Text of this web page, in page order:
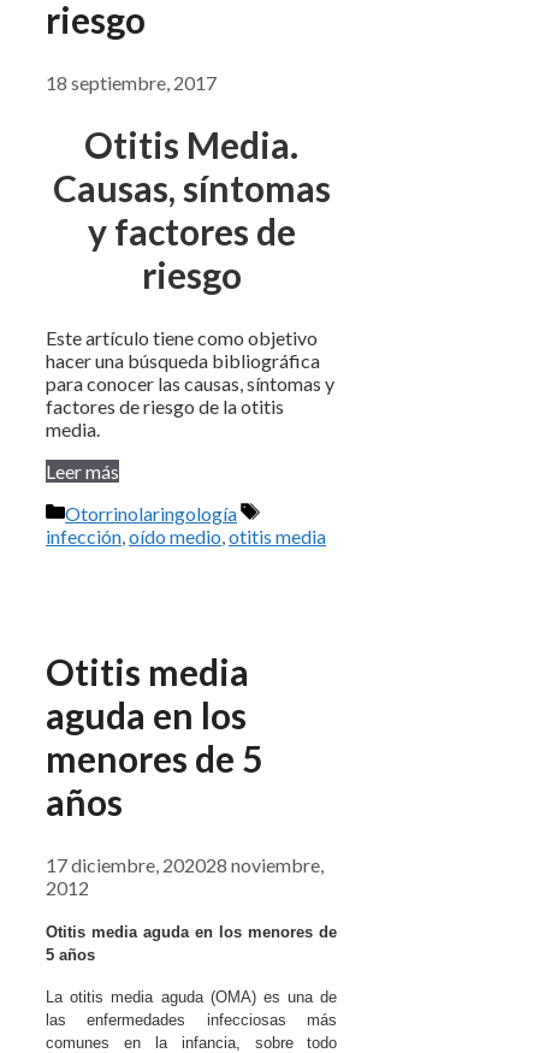
riesgo
18 septiembre, 2017
Otitis Media.
Causas, síntomas
y factores de
riesgo
Este artículo tiene como objetivo
hacer una búsqueda bibliográfica
para conocer las causas, síntomas y
factores de riesgo de la otitis
media.
Leer más
Categorías
Otorrinolaringología
Etiquetas
infección,oído medio,otitis media
Otitis media
aguda en los
menores de 5
años
17 diciembre, 202028 noviembre,
2012
Otitis media aguda en los menores de
5 años
La otitis media aguda (OMA) es una de
las enfermedades infecciosas más
comunes en la infancia, sobre todo